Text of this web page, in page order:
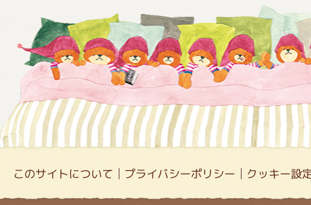
このサイトについて プライバシーポリシー クッキー設